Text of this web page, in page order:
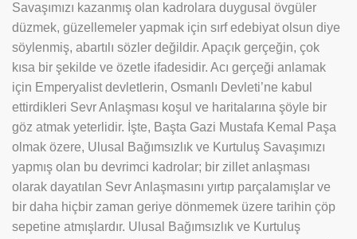
Savaşımızı kazanmış olan kadrolara duygusal övgüler
düzmek, güzellemeler yapmak için sırf edebiyat olsun diye
söylenmiş, abartılı sözler değildir. Apaçık gerçeğin, çok
kısa bir şekilde ve özetle ifadesidir. Acı gerçeği anlamak
için Emperyalist devletlerin, Osmanlı Devleti’ne kabul
ettirdikleri Sevr Anlaşması koşul ve haritalarına şöyle bir
göz atmak yeterlidir. İşte, Başta Gazi Mustafa Kemal Paşa
olmak özere, Ulusal Bağımsızlık ve Kurtuluş Savaşımızı
yapmış olan bu devrimci kadrolar; bir zillet anlaşması
olarak dayatılan Sevr Anlaşmasını yırtıp parçalamışlar ve
bir daha hiçbir zaman geriye dönmemek üzere tarihin çöp
sepetine atmışlardır. Ulusal Bağımsızlık ve Kurtuluş